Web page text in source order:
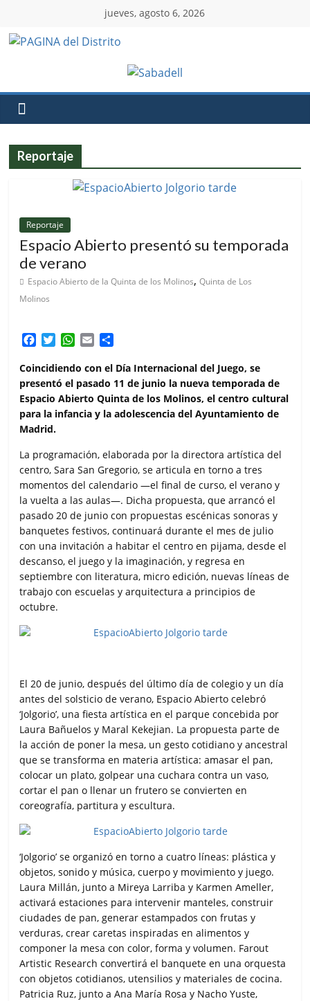
jueves, agosto 6, 2026
Reportaje
Reportaje
Espacio Abierto presentó su temporada
de verano
Espacio Abierto de la Quinta de los Molinos,Quinta de Los
Molinos
c
e
b
o
o
k
i
t
t
e
W
a
t
s
A
a
i
l
m
p
a
r
r
Coincidiendo con el Día Internacional del Juego, se
presentó el pasado 11 de junio la nueva temporada de
Espacio Abierto Quinta de los Molinos, el centro cultural
para la infancia y la adolescencia del Ayuntamiento de
Madrid.
La programación, elaborada por la directora artística del
centro, Sara San Gregorio, se articula en torno a tres
momentos del calendario —el final de curso, el verano y
la vuelta a las aulas—. Dicha propuesta, que arrancó el
pasado 20 de junio con propuestas escénicas sonoras y
banquetes festivos, continuará durante el mes de julio
con una invitación a habitar el centro en pijama, desde el
descanso, el juego y la imaginación, y regresa en
septiembre con literatura, micro edición, nuevas líneas de
trabajo con escuelas y arquitectura a principios de
octubre.
El 20 de junio, después del último día de colegio y un día
antes del solsticio de verano, Espacio Abierto celebró
‘Jolgorio’, una fiesta artística en el parque concebida por
Laura Bañuelos y Maral Kekejian. La propuesta parte de
la acción de poner la mesa, un gesto cotidiano y ancestral
que se transforma en materia artística: amasar el pan,
colocar un plato, golpear una cuchara contra un vaso,
cortar el pan o llenar un frutero se convierten en
coreografía, partitura y escultura.
‘Jolgorio’ se organizó en torno a cuatro líneas: plástica y
objetos, sonido y música, cuerpo y movimiento y juego.
Laura Millán, junto a Mireya Larriba y Karmen Ameller,
activará estaciones para intervenir manteles, construir
ciudades de pan, generar estampados con frutas y
verduras, crear caretas inspiradas en alimentos y
componer la mesa con color, forma y volumen. Farout
Artistic Research convertirá el banquete en una orquesta
con objetos cotidianos, utensilios y materiales de cocina.
Patricia Ruz, junto a Ana María Rosa y Nacho Yuste,